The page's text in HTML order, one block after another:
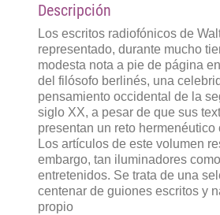
Descripción
Los escritos radiofónicos de
representado, durante mucho
modesta nota a pie de página
del filósofo berlinés, una
pensamiento occidental de la
siglo XX, a pesar de que sus
presentan un reto hermenéutico
Los artículos de este volumen
embargo, tan iluminadores
entretenidos. Se trata de una
centenar de guiones escritos y
propio